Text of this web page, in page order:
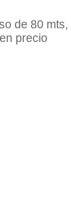
de 80
precio